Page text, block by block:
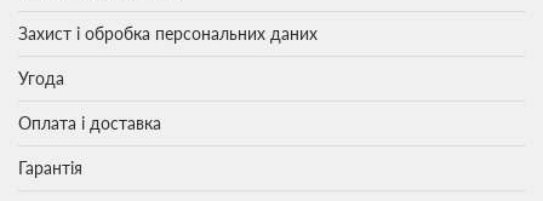
Захист і обробка персональних даних
Угода
Оплата і доставка
Гарантія